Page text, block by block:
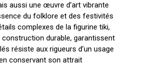
aussi une œuvre d’art vibrante
du folklore et des festivités
complexes de la figurine tiki,
durable, garantissent
résiste aux rigueurs d’un usage
conservant son attrait